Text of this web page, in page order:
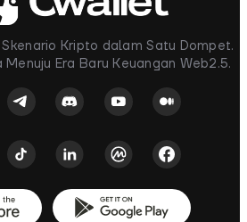
Kripto dalam Satu Dompet.
Era Baru Keuangan Web2.5.